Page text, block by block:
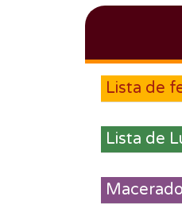
Lista de
Lista de
Macerado